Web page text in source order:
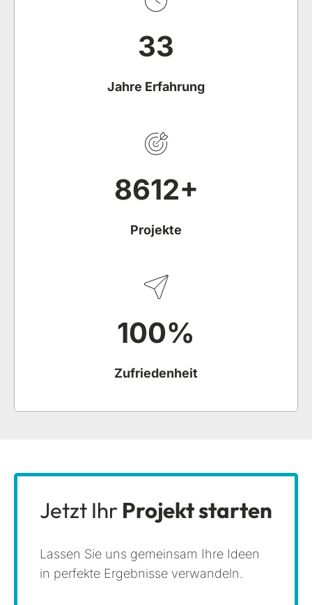
33
8612 +
100 %
Projekt starten
Lassen Sie uns gemeinsam Ihre Ideen